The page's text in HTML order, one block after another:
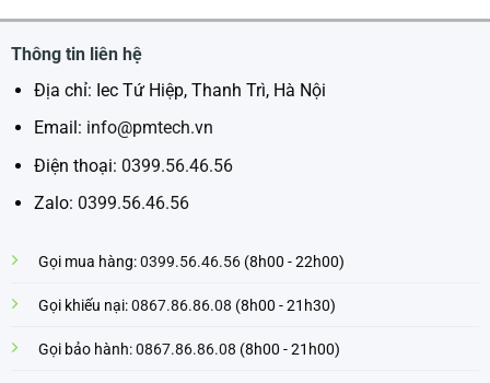
Thông tin liên hệ
Địa chỉ: Iec Tứ Hiệp, Thanh Trì, Hà Nội
Email: info@pmtech.vn
Điện thoại: 0399.56.46.56
Zalo: 0399.56.46.56
Gọi mua hàng:0399.56.46.56(8h00 - 22h00)
Gọi khiếu nại:0867.86.86.08 (8h00 - 21h30)
Gọi bảo hành:0867.86.86.08 (8h00 - 21h00)